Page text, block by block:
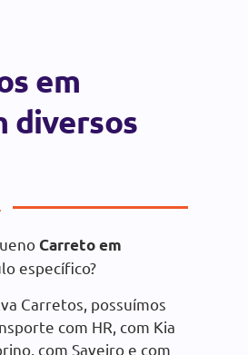
em
diversos
Carreto em
específico?
Carretos, possuímos
com HR, com Kia
com Saveiro e com